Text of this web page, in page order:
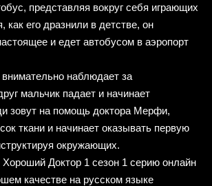
представляя вокруг себя играющих
как его дразнили в детстве, он
и едет автобусом в аэропорт
наблюдает за
мальчик падает и начинает
зовут на помощь доктора Мерфи,
ткани и начинает оказывать первую
окружающих.
Доктор 1 сезон 1 серию онлайн
качестве на русском языке